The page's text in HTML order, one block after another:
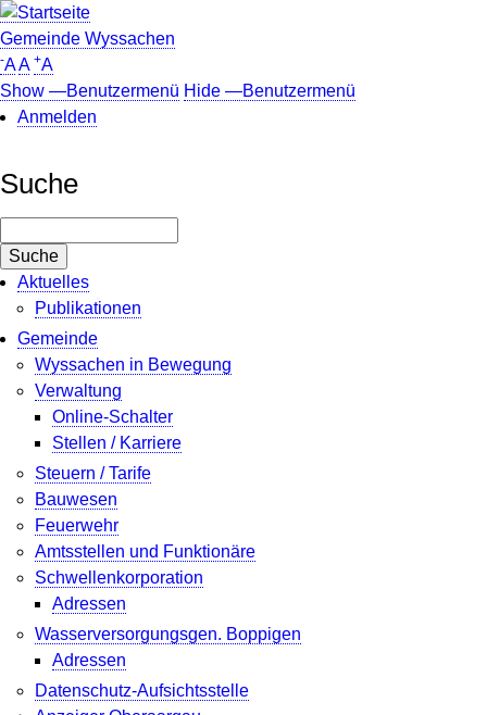
Direkt
zum
Inhalt
Gemeinde Wyssachen
-AA +A
Benutzermenü
Show —Benutzermenü Hide —Benutzermenü
Anmelden
Suche
Aktuelles
Publikationen
Gemeinde
Wyssachen in Bewegung
Verwaltung
Online-Schalter
Stellen / Karriere
Steuern / Tarife
Bauwesen
Feuerwehr
Amtsstellen und Funktionäre
Schwellenkorporation
Adressen
Wasserversorgungsgen. Boppigen
Adressen
Datenschutz-Aufsichtsstelle